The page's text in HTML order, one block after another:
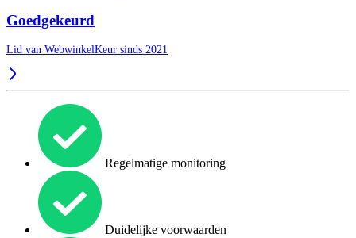
Goedgekeurd
Lid van WebwinkelKeur sinds 2021
Regelmatige monitoring
Duidelijke voorwaarden